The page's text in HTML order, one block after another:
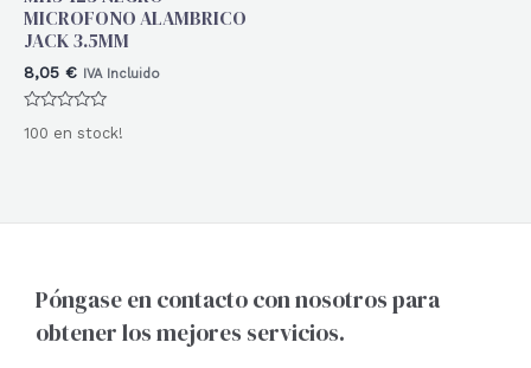
MICROFONO ALAMBRICO
JACK 3.5MM
8,05 € IVA Incluido
con
100 en stock!
Póngase en contacto con nosotros para
obtener los mejores servicios.